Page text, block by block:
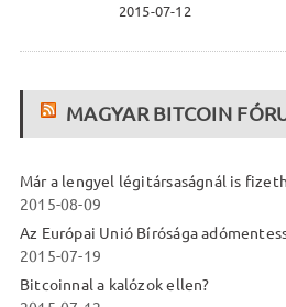
2015-07-12
MAGYAR BITCOIN
Már a lengyel légitársaságnál is
2015-08-09
Az Európai Unió Bírósága
2015-07-19
Bitcoinnal a kalózok ellen?